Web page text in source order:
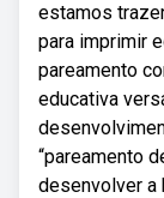
estamos
para imprimir
pareamento
educativa
“pareamento
desenvolver a